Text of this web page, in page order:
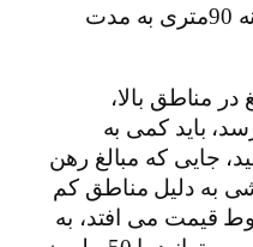
میلیون تومان اجاره یک خانه 90متری به مدت
در مناطق بالا،
باید کمی به
جایی که مبالغ رهن
به دلیل مناطق کم
قیمت می افتد، به